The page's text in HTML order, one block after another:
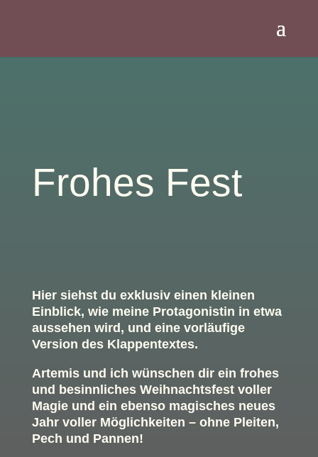
Frohes Fest
Hier siehst du exklusiv einen kleinen
Einblick, wie meine Protagonistin in etwa
aussehen wird, und eine vorläufige
Version des Klappentextes.
Artemis und ich wünschen dir ein frohes
und besinnliches Weihnachtsfest voller
Magie und ein ebenso magisches neues
Jahr voller Möglichkeiten – ohne Pleiten,
Pech und Pannen!